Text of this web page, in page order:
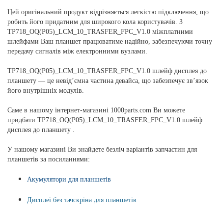
Цей оригінальний продукт відрізняється легкістю підключення, що
робить його придатним для широкого кола користувачів. З
TP718_OQ(P05)_LCM_10_TRASFER_FPC_V1.0 міжплатними
шлейфами Ваш планшет працюватиме надійно, забезпечуючи точну
передачу сигналів між електронними вузлами.
TP718_OQ(P05)_LCM_10_TRASFER_FPC_V1.0 шлейф дисплея до
планшету — це невід’ємна частина девайса, що забезпечує зв’язок
його внутрішніх модулів.
Саме в нашому інтернет-магазині 1000parts.com Ви можете
придбати TP718_OQ(P05)_LCM_10_TRASFER_FPC_V1.0 шлейф
дисплея до планшету .
У нашому магазині Ви знайдете безліч варіантів запчастин для
планшетів за посиланнями:
Акумулятори для планшетів
Дисплеї без тачскріна для планшетів